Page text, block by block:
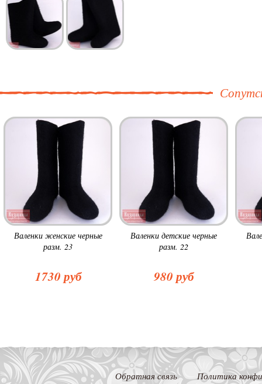
Валенки женские черные
разм. 23
1730 руб
Валенки детские черные
разм. 22
980 руб
Обратная связь Политика